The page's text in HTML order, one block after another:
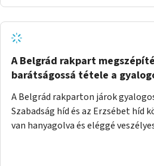
236 busz, 50-es villamos) már
gyalogutas elérés a projekt
kialakításra.
A Belgrád rakpart
barátságossá tétele a
A Belgrád rakparton járok
Szabadság híd és az Erzsébet híd
van hanyagolva és eléggé